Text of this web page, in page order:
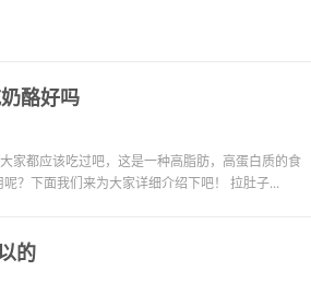
酪好吗
家都应该吃过吧，这是一种高脂肪，高蛋白质的食
？下面我们来为大家详细介绍下吧！ 拉肚子...
的